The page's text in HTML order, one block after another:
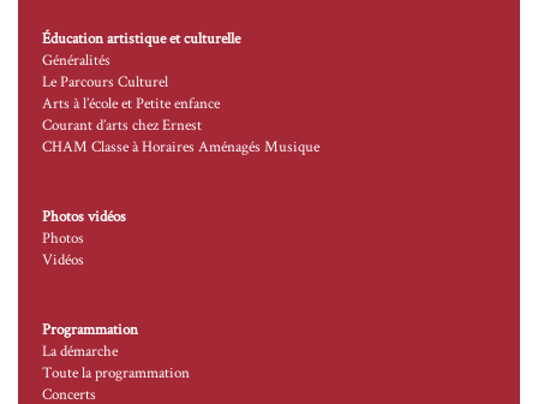
Éducation artistique et culturelle
Généralités
Le Parcours Culturel
Arts à l’école et Petite enfance
Courant d’arts chez Ernest
CHAM Classe à Horaires Aménagés Musique
Photos vidéos
Photos
Vidéos
Programmation
La démarche
Toute la programmation
Concerts